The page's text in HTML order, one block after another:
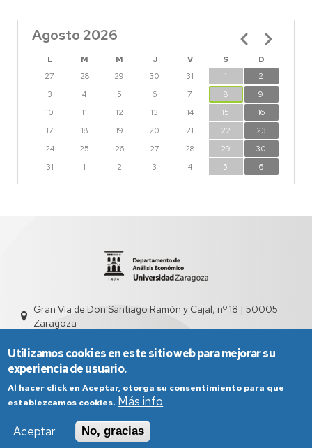
Agosto 2026
L M M J V S
D
27
28 29 30 31 1
2
3
4 5 6 7 8
9
10
11 12 13 14 15
16
17
18 19 20 21 22
23
24
25 26 27 28 29
30
31
1 2 3 4 5 6
Paginación
Gran Vía de Don Santiago Ramón y Cajal, nº 18 | 50005
Zaragoza
Aviso Legal
Condiciones generales de uso
Política de Privacidad
Utilizamos cookies en este sitio web para mejorar su
experiencia de usuario.
Al hacer click en Aceptar, otorga su consentimiento para que
establezcamos cookies. Más info
Aceptar
No, gracias